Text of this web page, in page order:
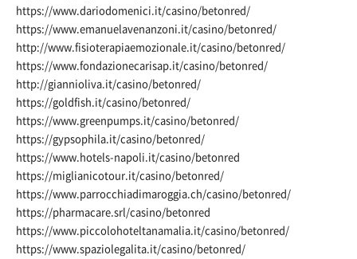
https://www.dariodomenici.it/casino/betonred/
https://www.emanuelavenanzoni.it/casino/betonred/
http://www.fisioterapiaemozionale.it/casino/betonred/
https://www.fondazionecarisap.it/casino/betonred/
http://giannioliva.it/casino/betonred/
https://goldfish.it/casino/betonred/
https://www.greenpumps.it/casino/betonred/
https://gypsophila.it/casino/betonred/
https://www.hotels-napoli.it/casino/betonred
https://miglianicotour.it/casino/betonred/
https://www.parrocchiadimaroggia.ch/casino/betonred/
https://pharmacare.srl/casino/betonred
https://www.piccolohoteltanamalia.it/casino/betonred/
https://www.spaziolegalita.it/casino/betonred/